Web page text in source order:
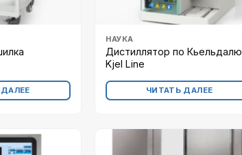
НАУКА
Дистиллятор по Кьельдалю
Kjel Line
ЧИТАТЬ ДАЛЕЕ